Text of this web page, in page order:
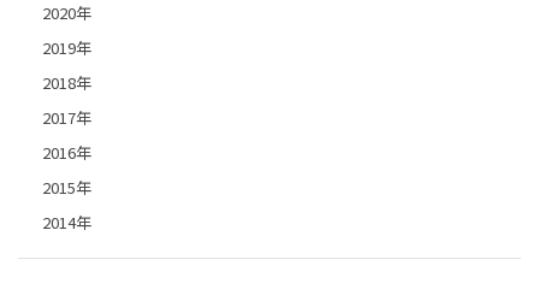
2020年
2019年
2018年
2017年
2016年
2015年
2014年